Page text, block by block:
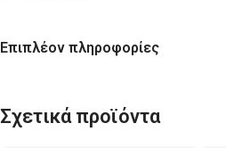
Επιπλέον πληροφορίες
Σχετικά προϊόντα